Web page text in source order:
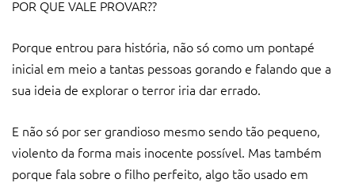
POR QUE VALE PROVAR??
Porque entrou para história, não só como um pontapé
inicial em meio a tantas pessoas gorando e falando que a
sua ideia de explorar o terror iria dar errado.
E não só por ser grandioso mesmo sendo tão pequeno,
violento da forma mais inocente possível. Mas também
porque fala sobre o filho perfeito, algo tão usado em